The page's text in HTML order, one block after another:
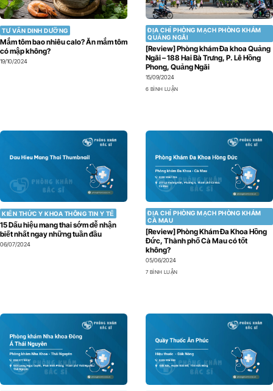
TƯ VẤN DINH DƯỠNG
Mắm tôm bao nhiêu calo? Ăn mắm tôm
có mập không?
19/10/2024
ĐỊA CHỈ PHÒNG MẠCH PHÒNG KHÁM
QUẢNG NGÃI
[Review] Phòng khám Đa khoa Quảng
Ngãi – 188 Hai Bà Trưng, P. Lê Hồng
Phong, Quảng Ngãi
15/09/2024
6 BÌNH LUẬN
KIẾN THỨC Y KHOA THÔNG TIN Y TẾ
15 Dấu hiệu mang thai sớm dễ nhận
biết nhất ngay những tuần đầu
06/07/2024
ĐỊA CHỈ PHÒNG MẠCH PHÒNG KHÁM
CÀ MAU
[Review] Phòng Khám Đa Khoa Hồng
Đức, Thành phố Cà Mau có tốt
không?
05/06/2024
7 BÌNH LUẬN